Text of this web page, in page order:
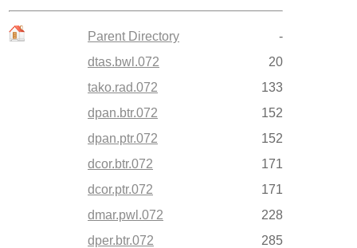
Parent Directory
-
dtas.bwl.072
20
tako.rad.072
133
dpan.btr.072
152
dpan.ptr.072
152
dcor.btr.072
171
dcor.ptr.072
171
dmar.pwl.072
228
dper.btr.072
285